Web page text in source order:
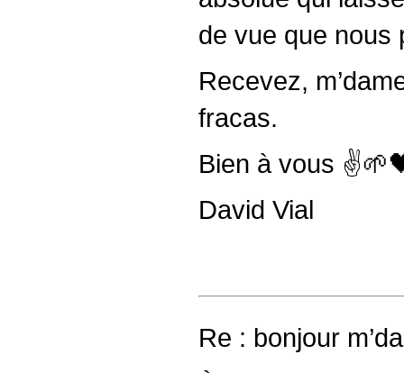
de vue que nous
Recevez,
fracas.
Bien à vous
David Vial
Re : bonjour